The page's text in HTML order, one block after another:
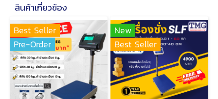
สินค้าเกี่ยวข้อง
Best Seller
Pre-Order
New
Best Seller